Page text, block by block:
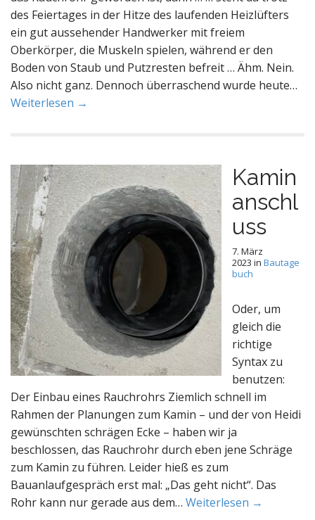
des Feiertages in der Hitze des laufenden Heizlüfters
ein gut aussehender Handwerker mit freiem
Oberkörper, die Muskeln spielen, während er den
Boden von Staub und Putzresten befreit … Ähm. Nein.
Also nicht ganz. Dennoch überraschend wurde heute…
Weiterlesen →
Kamin
anschl
uss
7. März
2023 in Bautage
buch
Oder, um
gleich die
richtige
Syntax zu
benutzen:
Der Einbau eines Rauchrohrs Ziemlich schnell im
Rahmen der Planungen zum Kamin – und der von Heidi
gewünschten schrägen Ecke – haben wir ja
beschlossen, das Rauchrohr durch eben jene Schräge
zum Kamin zu führen. Leider hieß es zum
Bauanlaufgespräch erst mal: „Das geht nicht“. Das
Rohr kann nur gerade aus dem… Weiterlesen →